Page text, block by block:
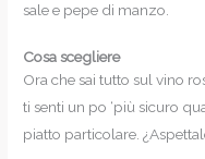
sale e pepe di manzo.
Cosa scegliere
Ora che sai tutto sul vino
ti senti un po ‘più sicuro
piatto particolare.